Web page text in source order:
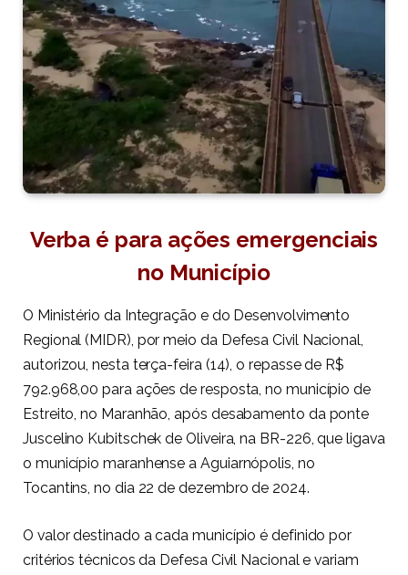
Verba é para ações emergenciais
no Município
O Ministério da Integração e do Desenvolvimento
Regional (MIDR), por meio da Defesa Civil Nacional,
autorizou, nesta terça-feira (14), o repasse de R$
792.968,00 para ações de resposta, no município de
Estreito, no Maranhão, após desabamento da ponte
Juscelino Kubitschek de Oliveira, na BR-226, que ligava
o município maranhense a Aguiarnópolis, no
Tocantins, no dia 22 de dezembro de 2024.
O valor destinado a cada município é definido por
critérios técnicos da Defesa Civil Nacional e variam